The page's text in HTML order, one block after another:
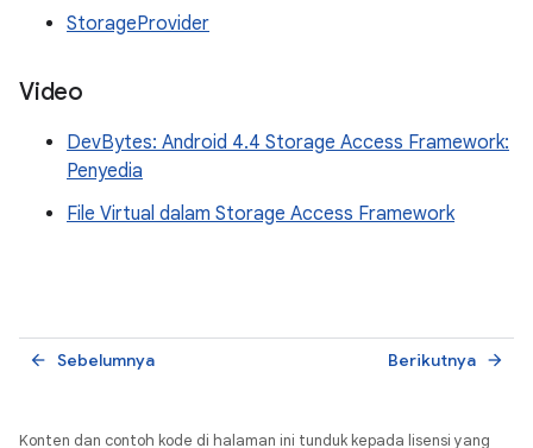
StorageProvider
Video
DevBytes: Android 4.4 Storage Access Framework:
Penyedia
File Virtual dalam Storage Access Framework
Sebelumnya
arrow_back Berikutnya arrow_forward
Konten dan contoh kode di halaman ini tunduk kepada lisensi yang